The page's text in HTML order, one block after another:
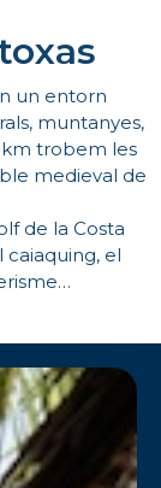
un entorn
muntanyes,
km trobem les
medieval de
de la Costa
caiaquing, el